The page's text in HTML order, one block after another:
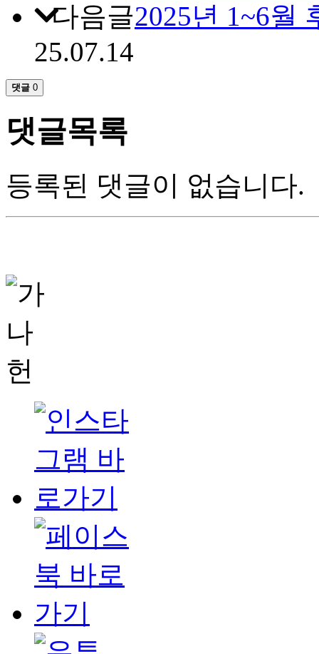
다음글2025년 1~6월
25.07.14
댓글 0
댓글목록
등록된 댓글이 없습니다.